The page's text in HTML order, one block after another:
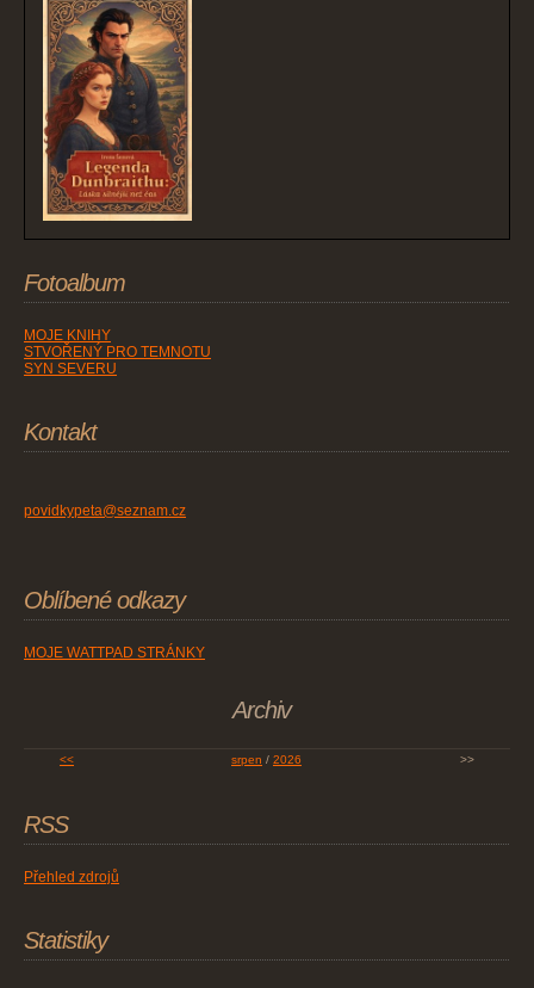
Fotoalbum
MOJE KNIHY
STVOŘENÝ PRO TEMNOTU
SYN SEVERU
Kontakt
povidkypeta@seznam.cz
Oblíbené odkazy
MOJE WATTPAD STRÁNKY
Archiv
<< srpen / 2026 >>
RSS
Přehled zdrojů
Statistiky